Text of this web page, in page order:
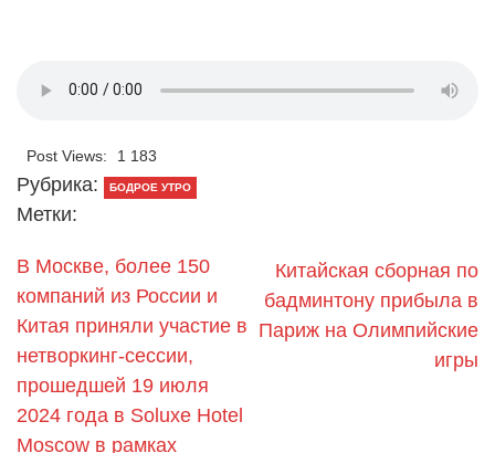
Post Views: 1 183
Рубрика: БОДРОЕ УТРО
Метки:
В Москве, более 150
компаний из России и
Китая приняли участие в
нетворкинг-сессии,
прошедшей 19 июля
2024 года в Soluxe Hotel
Moscow в рамках
Китайская сборная по
бадминтону прибыла в
Париж на Олимпийские
игры